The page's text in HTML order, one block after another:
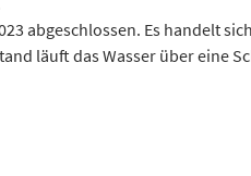
abgeschlossen. Es handelt
läuft das Wasser über eine